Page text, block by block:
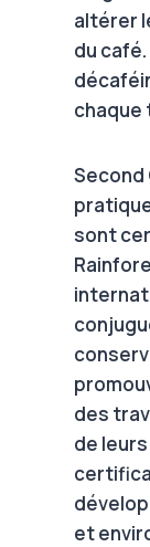
altérer
du
chaque
Second
sont
des
de
et